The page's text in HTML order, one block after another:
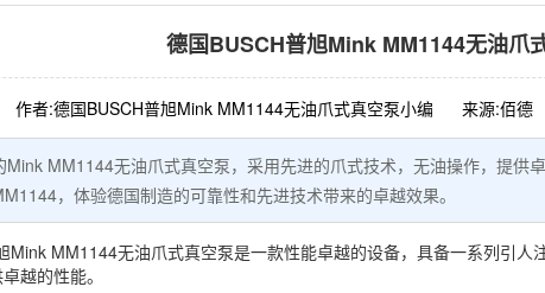
德国BUSCH普旭Mink MM1144无油爪
作者:德国BUSCH普旭Mink MM1144无油爪式真空泵小编 来源:佰德
Mink MM1144无油爪式真空泵，采用先进的爪式技术，无油操作，提供
，体验德国制造的可靠性和先进技术带来的卓越效果。
Mink MM1144无油爪式真空泵是一款性能卓越的设备，具备一系列引
越的性能。